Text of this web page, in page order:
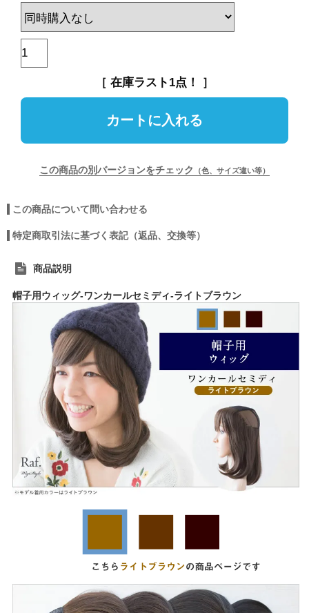
［ 在庫ラスト1点！ ］
カートに入れる
この商品の別バージョンをチェック （色、サイズ違い等）
この商品について問い合わせる
特定商取引法に基づく表記（返品、交換等）
商品説明
帽子用ウィッグ-ワンカールセミディ-ライトブラウン